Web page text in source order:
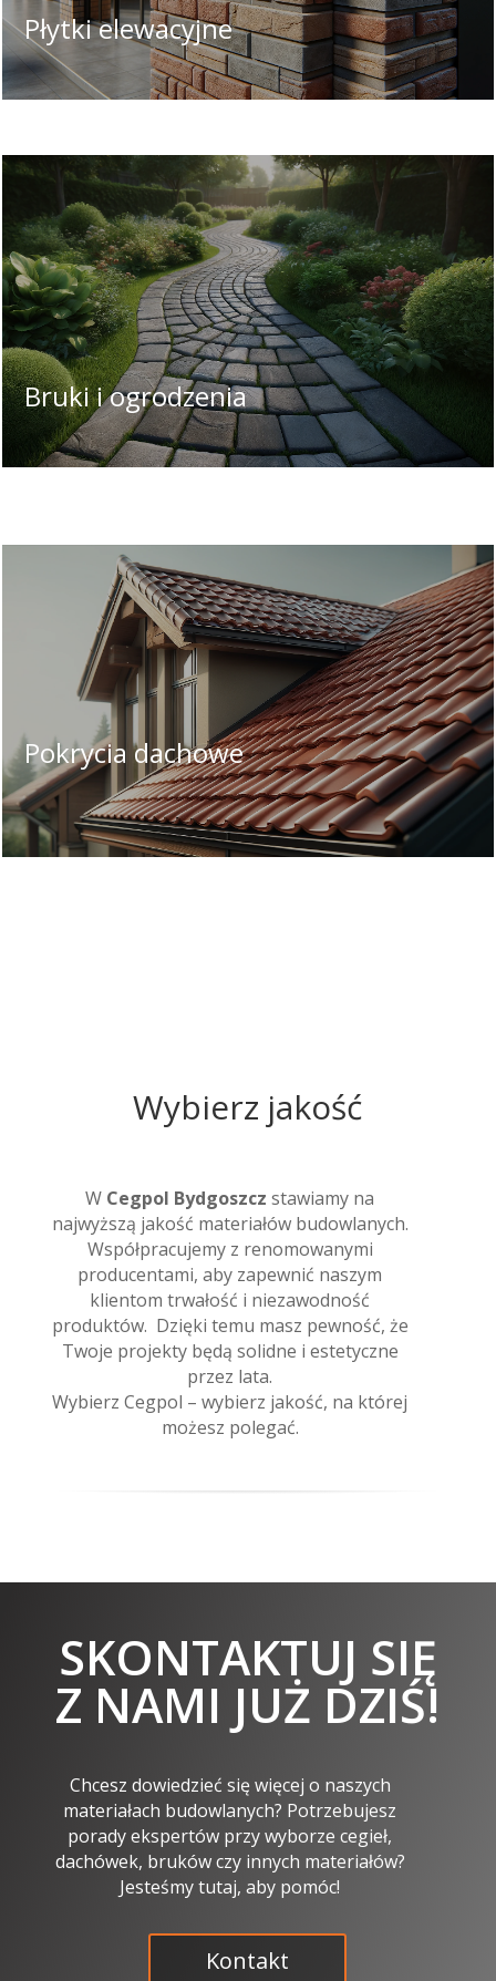
Płytki elewacyjne
Bruki i ogrodzenia
Pokrycia dachowe
Wybór odpowiedniego materiału i koloru
może znacząco wpłynąć na estetykę całej
konstrukcji
Wybierz jakość
W Cegpol Bydgoszcz stawiamy na
najwyższą jakość materiałów budowlanych.
Współpracujemy z renomowanymi
producentami, aby zapewnić naszym
klientom trwałość i niezawodność
produktów. Dzięki temu masz pewność, że
Twoje projekty będą solidne i estetyczne
przez lata.
Wybierz Cegpol – wybierz jakość, na której
możesz polegać.
SKONTAKTUJ SIĘ
Z NAMI JUŻ DZIŚ!
Chcesz dowiedzieć się więcej o naszych
materiałach budowlanych? Potrzebujesz
porady ekspertów przy wyborze cegieł,
dachówek, bruków czy innych materiałów?
Jesteśmy tutaj, aby pomóc!
Kontakt